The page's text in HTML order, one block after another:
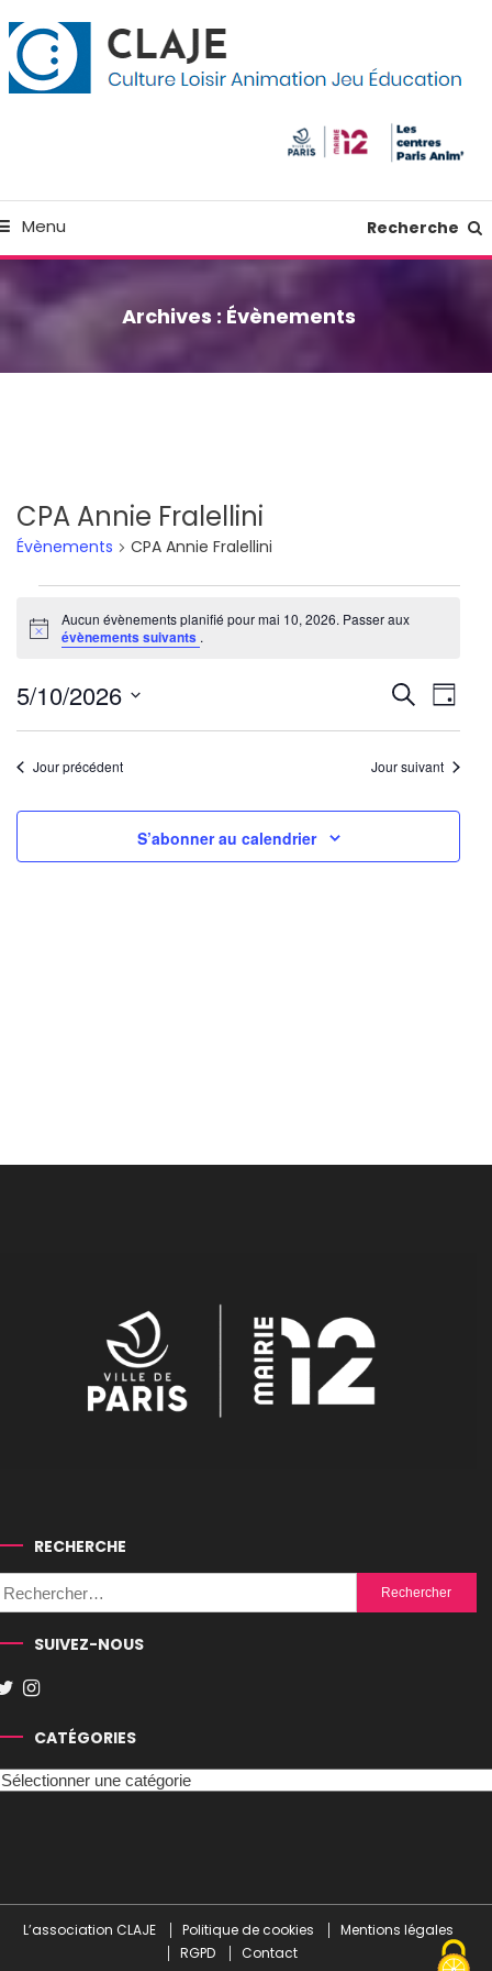
Menu Recherche
Archives : Évènements
CPA Annie Fralellini
Évènements CPA Annie Fralellini
Évènements
for
mai
10,
2026
Notice
Aucun évènements planifié pour mai 10, 2026. Passer aux
évènements suivants .
et
de
vues
Recherche
de
Jour
5/10/2026
Sélectionnez
uneJour précédent Jour suivant
S’abonner au calendrier
RECHERCHE
Rechercher :
SUIVEZ-NOUS
CATÉGORIES
L’association CLAJE Politique de cookies
Mentions légales
RGPD
Contact